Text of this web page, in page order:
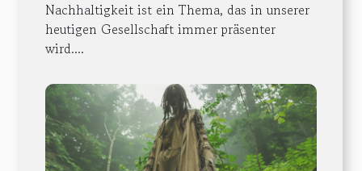
Heimdesign
Nachhaltigkeit ist ein Thema, das in unserer
heutigen Gesellschaft immer präsenter
wird....